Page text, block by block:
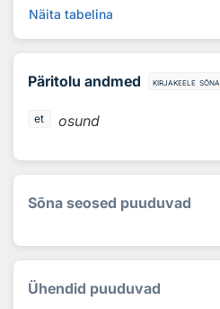
Näita tabelina
Päritolu andmed kirjakeele sõna
et osund
Sõna seosed puuduvad
Ühendid puuduvad